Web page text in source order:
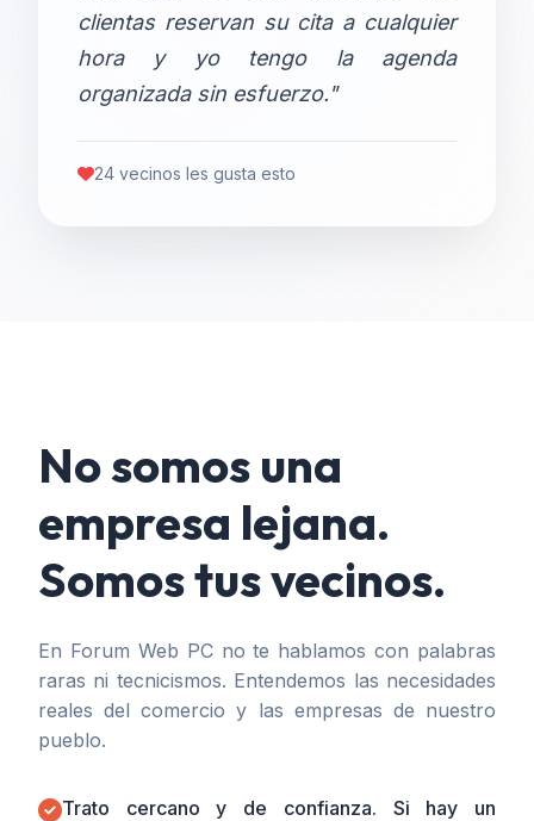
clientas reservan su cita a cualquier
hora y yo tengo la agenda
organizada sin esfuerzo."
24 vecinos les gusta esto
No somos una
empresa lejana.
Somos tus vecinos.
En Forum Web PC no te hablamos con palabras
raras ni tecnicismos. Entendemos las necesidades
reales del comercio y las empresas de nuestro
pueblo.
Trato cercano y de confianza. Si hay un